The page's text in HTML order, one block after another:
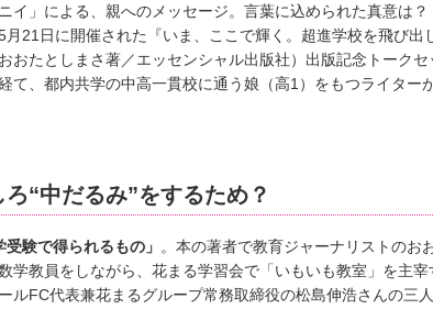
イ」による、親へのメッセージ。言葉に込められた真意は
21日に開催された『いま、ここで輝く。超進学校を飛び出
おたとしまさ著／エッセンシャル出版社）出版記念トークセ
て、都内共学の中高一貫校に通う娘（高1）をもつライター
“中だるみ”をするため？
受験で得られるもの」 。本の著者で教育ジャーナリストのお
学教員をしながら、花まる学習会で「いもいも教室」を主宰
ルFC代表兼花まるグループ常務取締役の松島伸浩さんの三